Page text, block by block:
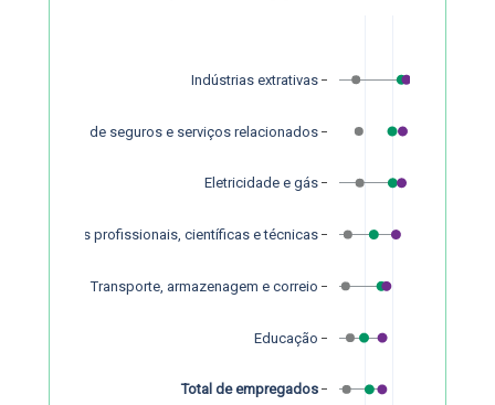
Total de empregados
Educação
Transporte, armazenagem e correio
Atividades profissionais, científicas e técnicas
Eletricidade e gás
financeiras, de seguros e serviços relacionados
Indústrias extrativas